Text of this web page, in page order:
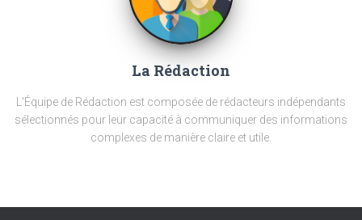
La Rédaction
L'Équipe de Rédaction est composée de rédacteurs indépendants
sélectionnés pour leur capacité à communiquer des informations
complexes de manière claire et utile.